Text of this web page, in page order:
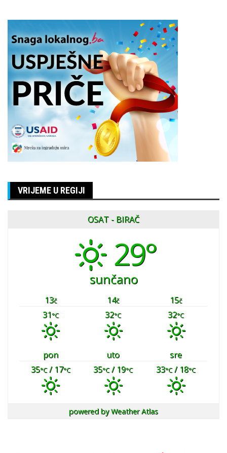
VRIJEME U REGIJI
OSAT - BIRAČ
29°
sunčano
13č 14č 15č
31°C 32°C 32°C
pon uto
sre
35°C/ 17°C 35°C/ 19°C 33°C/ 18°C
powered byWeather Atlas